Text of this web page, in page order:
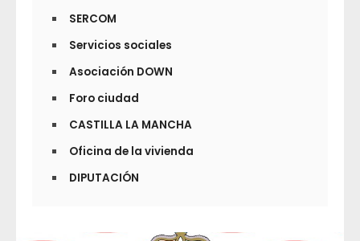
SERCOM
Servicios sociales
Asociación DOWN
Foro ciudad
CASTILLA LA MANCHA
Oficina de la vivienda
DIPUTACIÓN